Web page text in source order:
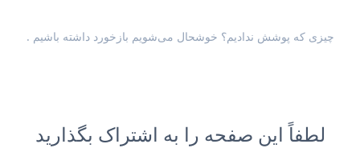
چیزی که پوشش ندادیم؟ خوشحال می‌شویم بازخورد داشته باشیم .
لطفاً این صفحه را به اشتراک بگذارید